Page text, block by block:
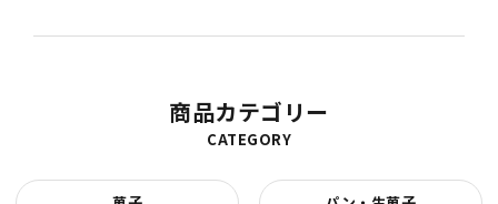
商品カテゴリー
CATEGORY